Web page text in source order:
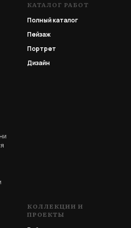
КАТАЛОГ РАБОТ
Полный каталог
Пейзаж
Портрет
Дизайн
КОЛЛЕКЦИИ И
ПРОЕКТЫ